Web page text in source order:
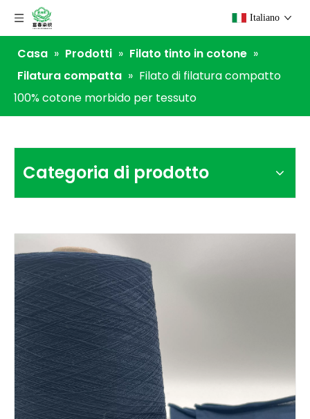
Italiano
Casa » Prodotti » Filato tinto in cotone »
Filatura compatta » Filato di filatura compatto
100% cotone morbido per tessuto
Categoria di prodotto